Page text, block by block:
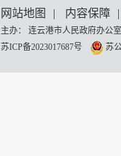
网站地图 | 内容保障 |
主办： 连云港市人民政府办
苏ICP备2023017687号
苏